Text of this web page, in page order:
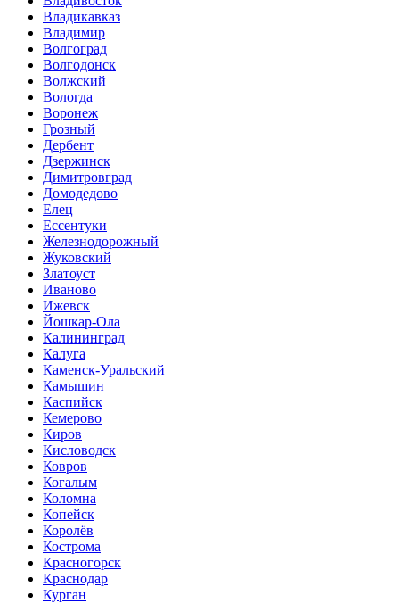
Владикавказ
Владимир
Волгоград
Волгодонск
Волжский
Вологда
Воронеж
Грозный
Дербент
Дзержинск
Димитровград
Домодедово
Елец
Ессентуки
Железнодорожный
Жуковский
Златоуст
Иваново
Ижевск
Йошкар-Ола
Калининград
Калуга
Каменск-Уральский
Камышин
Каспийск
Кемерово
Киров
Кисловодск
Ковров
Когалым
Коломна
Копейск
Королёв
Кострома
Красногорск
Краснодар
Курган